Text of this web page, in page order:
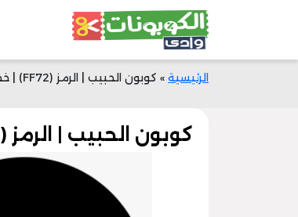
الرئيسية » كوبون الحبيب | الرمز (FF72) | خصم 50 ريال على المفارش العصرية
كوبون الحبيب | الرمز (FF72) | خصم 50 ريال على المفارش العصرية